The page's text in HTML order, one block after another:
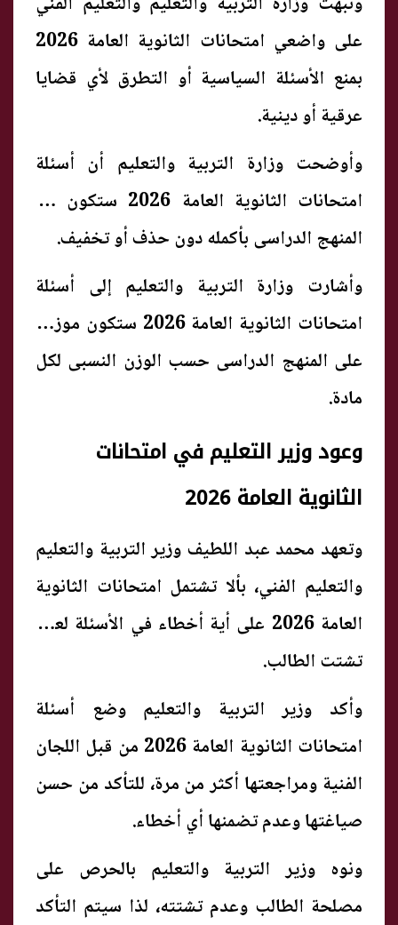
على واضعي امتحانات الثانوية العامة 2026
بمنع الأسئلة السياسية أو التطرق لأي قضايا
عرقية أو دينية.
وأوضحت وزارة التربية والتعليم أن أسئلة
امتحانات الثانوية العامة 2026 ستكون من
المنهج الدراسى بأكمله دون حذف أو تخفيف.
وأشارت وزارة التربية والتعليم إلى أسئلة
امتحانات الثانوية العامة 2026 ستكون موزعة
على المنهج الدراسى حسب الوزن النسبى لكل
مادة.
وعود وزير التعليم في امتحانات
الثانوية العامة 2026
وتعهد محمد عبد اللطيف وزير التربية والتعليم
والتعليم الفني، بألا تشتمل امتحانات الثانوية
العامة 2026 على أية أخطاء في الأسئلة لعدم
تشتت الطالب.
وأكد وزير التربية والتعليم وضع أسئلة
امتحانات الثانوية العامة 2026 من قبل اللجان
الفنية ومراجعتها أكثر من مرة، للتأكد من حسن
صياغتها وعدم تضمنها أي أخطاء.
ونوه وزير التربية والتعليم بالحرص على
مصلحة الطالب وعدم تشتته، لذا سيتم التأكد